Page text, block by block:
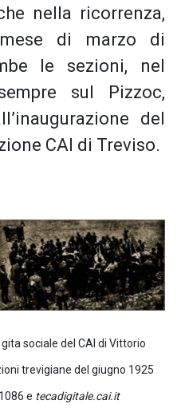
nella ricorrenza,
di marzo di
le sezioni, nel
sul Pizzoc,
del
CAI di Treviso.
sociale del CAI di Vittorio
trevigiane del giugno 1925
e tecadigitale.cai.it